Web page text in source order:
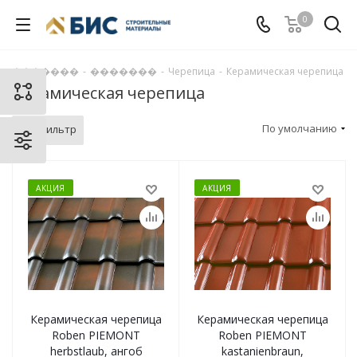
0
������� - ������� - Черепица - Керамическая черепица
Керамическая черепица
Фильтр По умолчанию
АКЦИЯ
Керамическая черепица
Roben PIEMONT
herbstlaub, ангоб
АКЦИЯ
Керамическая черепица
Roben PIEMONT
kastanienbraun,